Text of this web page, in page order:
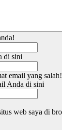
di sini
email yang salah!
Anda di sini
web saya di